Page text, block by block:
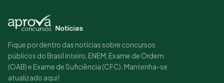
Fique por dentro das notícias sobre concursos
públicos do Brasil inteiro, ENEM, Exame de Ordem
(OAB) e Exame de Suficiência (CFC). Mantenha-se
atualizado aqui!